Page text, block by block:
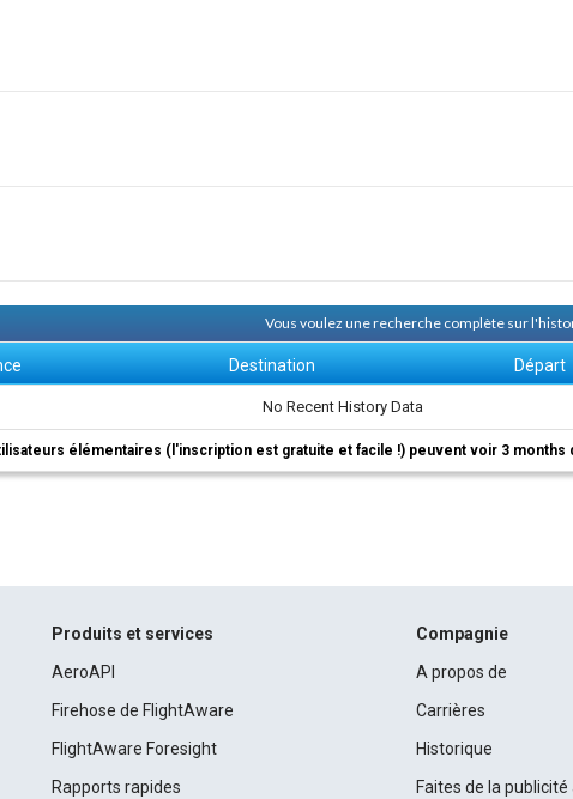
Vous voulez une recherche complète sur
Destination Départ
No Recent History Data
élémentaires (l'inscription est gratuite et facile !) peuvent voir 3 months
Produits et services
AeroAPI
Firehose de FlightAware
FlightAware Foresight
Rapports rapides
Compagnie
A propos de
Carrières
Historique
Faites de la publicité